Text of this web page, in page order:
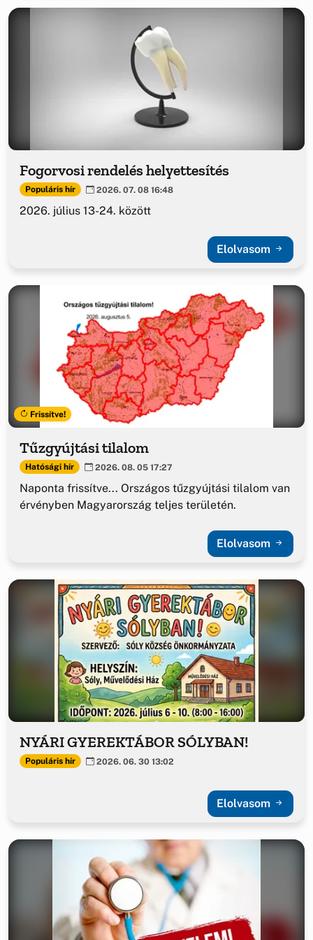
Fogorvosi rendelés helyettesítés
Populáris hír 2026. 07. 08 16:48
2026. július 13-24. között
Elolvasom
Frissítve!
Tűzgyújtási tilalom
Hatósági hír 2026. 08. 05 17:27
Naponta frissítve... Országos tűzgyújtási tilalom van
érvényben Magyarország teljes területén.
Elolvasom
NYÁRI GYEREKTÁBOR SÓLYBAN!
Populáris hír 2026. 06. 30 13:02
Elolvasom